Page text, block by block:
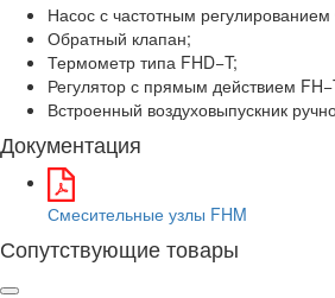
Насос с частотным
Обратный клапан;
Термометр типа FHD−T;
Регулятор с прямым действием
Встроенный воздуховыпускник
Документация
Смесительные узлы FHM
Сопутствующие товары